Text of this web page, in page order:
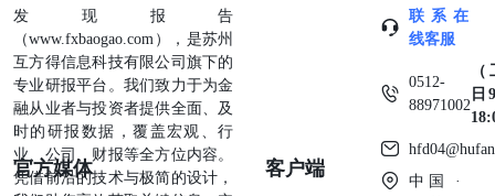
发现报告
（www.fxbaogao.com），是苏州
互方得信息科技有限公司旗下的
专业研报平台。我们致力于为金
融从业者与投资者提供全面、及
时的研报数据，覆盖宏观、行
业、公司、财报等全方位内容。
凭借前沿的技术与极简的设计，
官方媒体 客户端
联系在
线客服
0512-
88971002
日
中国 ·